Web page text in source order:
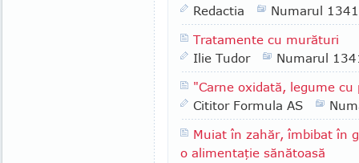
Redactia
Numarul 1341
Tratamente cu murături
Ilie Tudor
Numarul
"Carne oxidată, legume
Cititor Formula AS
Muiat în zahăr, îmbibat în
o alimentaţie sănătoasă